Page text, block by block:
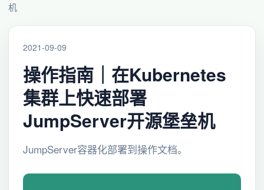
机
2021-09-09
操作指南｜在Kubernetes
集群上快速部署
JumpServer开源堡垒机
JumpServer容器化部署到操作文档。